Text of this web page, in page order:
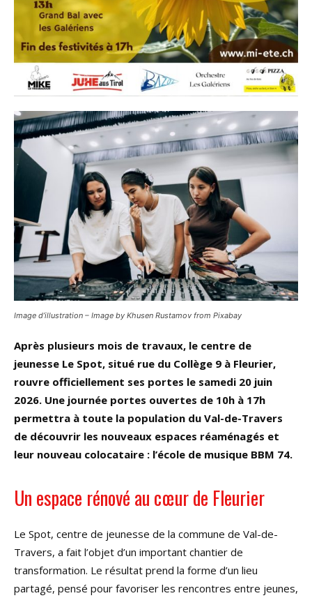
Image d’illustration – Image by Khusen Rustamov from Pixabay
Après plusieurs mois de travaux, le centre de
jeunesse Le Spot, situé rue du Collège 9 à Fleurier,
rouvre officiellement ses portes le samedi 20 juin
2026. Une journée portes ouvertes de 10h à 17h
permettra à toute la population du Val-de-Travers
de découvrir les nouveaux espaces réaménagés et
leur nouveau colocataire : l’école de musique BBM 74.
Un espace rénové au cœur de Fleurier
Le Spot, centre de jeunesse de la commune de Val-de-
Travers, a fait l’objet d’un important chantier de
transformation. Le résultat prend la forme d’un lieu
partagé, pensé pour favoriser les rencontres entre jeunes,